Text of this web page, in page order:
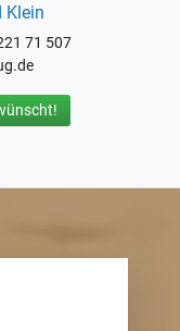
Klein
71 507